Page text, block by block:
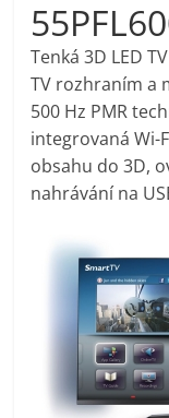
Tenká 3D LED
TV rozhraním a
500 Hz PMR
integrovaná Wi-
obsahu do 3D,
nahrávání na